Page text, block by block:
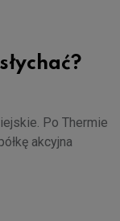
Po Thermie
akcyjna